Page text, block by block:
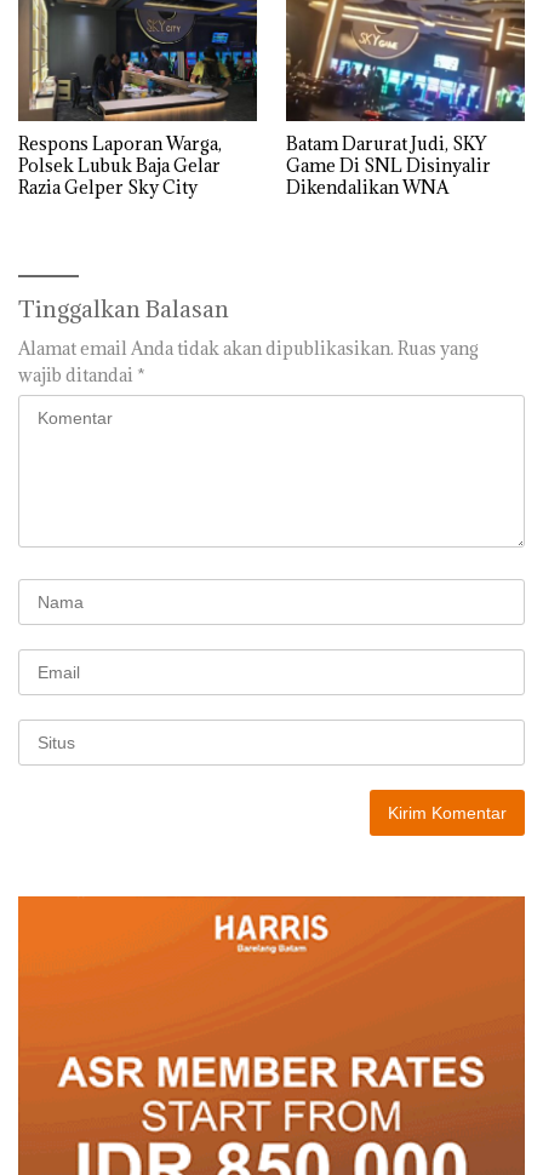
Respons Laporan Warga,
Polsek Lubuk Baja Gelar
Razia Gelper Sky City
Batam Darurat Judi, SKY
Game Di SNL Disinyalir
Dikendalikan WNA
Tinggalkan Balasan
Alamat email Anda tidak akan dipublikasikan. Ruas yang
wajib ditandai *